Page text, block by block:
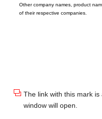
Other company names, product
of their respective companies.
The link with this mark
window will open.